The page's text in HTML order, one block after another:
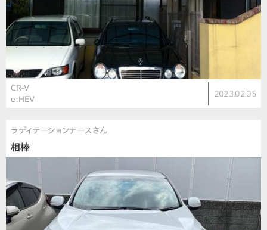
CR-V
e:HEV
2023.02.05
ラディテーションナースさん
相棒